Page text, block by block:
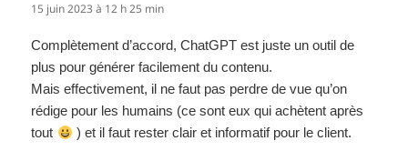
15 juin 2023 à 12 h 25 min
Complètement d’accord, ChatGPT est juste un outil de
plus pour générer facilement du contenu.
Mais effectivement, il ne faut pas perdre de vue qu’on
rédige pour les humains (ce sont eux qui achètent après
tout
) et il faut rester clair et informatif pour le client.